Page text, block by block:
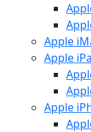
Apple
Apple
Apple